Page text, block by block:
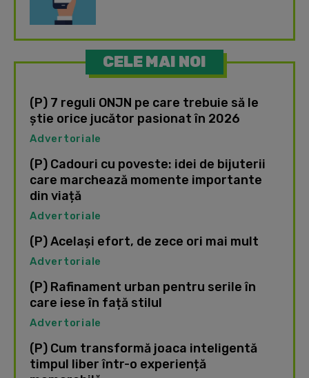
CELE MAI NOI
(P) 7 reguli ONJN pe care trebuie să le
știe orice jucător pasionat în 2026
Advertoriale
(P) Cadouri cu poveste: idei de bijuterii
care marchează momente importante
din viață
Advertoriale
(P) Același efort, de zece ori mai mult
Advertoriale
(P) Rafinament urban pentru serile în
care iese în față stilul
Advertoriale
(P) Cum transformă joaca inteligentă
timpul liber într-o experiență